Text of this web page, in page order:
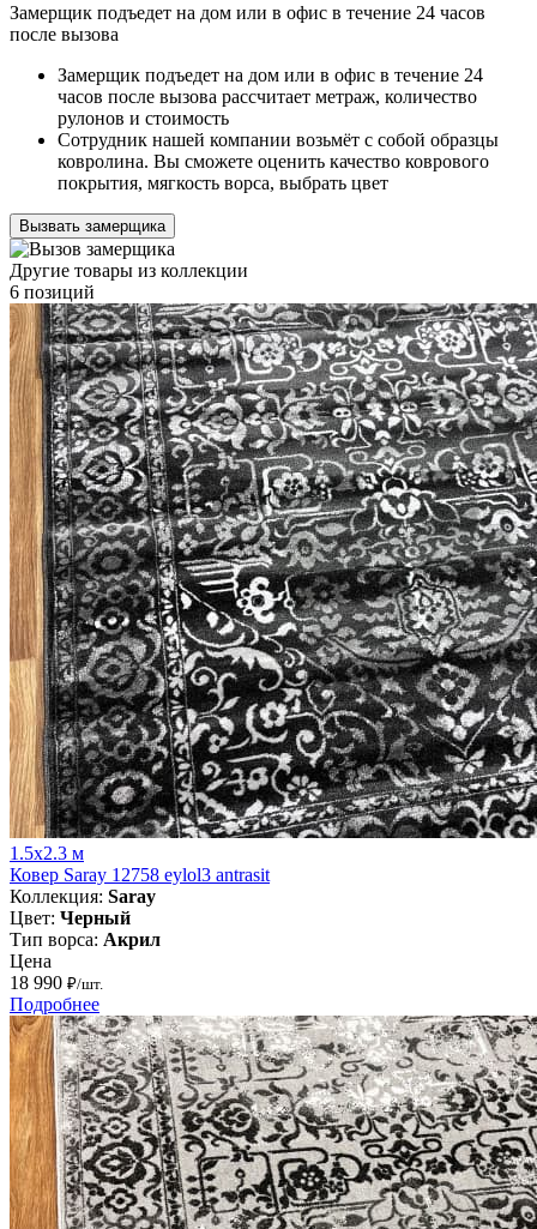
Замерщик подъедет на дом или в офис в течение 24 часов
после вызова
Замерщик подъедет на дом или в офис в течение 24
часов после вызова рассчитает метраж, количество
рулонов и стоимость
Сотрудник нашей компании возьмёт с собой образцы
ковролина. Вы сможете оценить качество коврового
покрытия, мягкость ворса, выбрать цвет
Вызвать замерщика
Другие товары из коллекции
6 позиций
1.5x2.3 м
Ковер Saray 12758 eylol3 antrasit
Коллекция: Saray
Цвет: Черный
Тип ворса: Акрил
Цена
18 990 ₽/шт.
Подробнее